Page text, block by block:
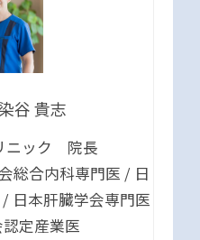
谷 貴志
ニック 院長
総合内科専門医 / 日
日本肝臓学会専門医
定産業医